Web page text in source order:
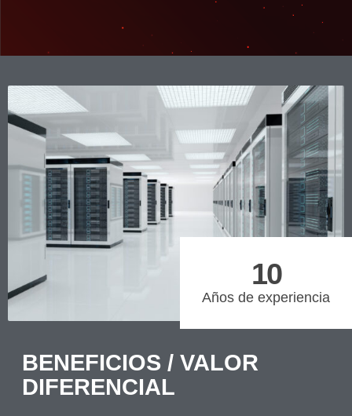
Años de experiencia
10
BENEFICIOS / VALOR
DIFERENCIAL